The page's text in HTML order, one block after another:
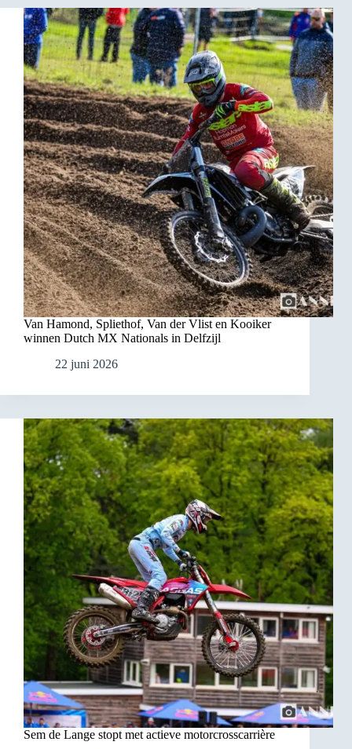
Van Hamond, Spliethof, Van der Vlist en Kooiker
winnen Dutch MX Nationals in Delfzijl
22 juni 2026
Sem de Lange stopt met actieve motorcrosscarrière